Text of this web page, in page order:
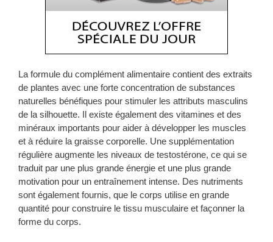
La formule du complément alimentaire contient des extraits
de plantes avec une forte concentration de substances
naturelles bénéfiques pour stimuler les attributs masculins
de la silhouette. Il existe également des vitamines et des
minéraux importants pour aider à développer les muscles
et à réduire la graisse corporelle. Une supplémentation
régulière augmente les niveaux de testostérone, ce qui se
traduit par une plus grande énergie et une plus grande
motivation pour un entraînement intense. Des nutriments
sont également fournis, que le corps utilise en grande
quantité pour construire le tissu musculaire et façonner la
forme du corps.